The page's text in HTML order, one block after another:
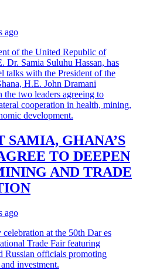
ago
SAMIA, GHANA’S
TO DEEPEN
AND TRADE
ago